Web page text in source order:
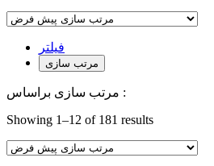
فیلتر
مرتب سازی
مرتب سازی براساس :
Showing 1–12 of 181 results